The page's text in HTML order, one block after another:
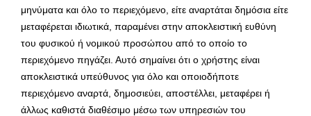
μηνύματα και όλο το περιεχόμενο, είτε αναρτάται δημόσια είτε
μεταφέρεται ιδιωτικά, παραμένει στην αποκλειστική ευθύνη
του φυσικού ή νομικού προσώπου από το οποίο το
περιεχόμενο πηγάζει. Αυτό σημαίνει ότι ο χρήστης είναι
αποκλειστικά υπεύθυνος για όλο και οποιοδήποτε
περιεχόμενο αναρτά, δημοσιεύει, αποστέλλει, μεταφέρει ή
άλλως καθιστά διαθέσιμο μέσω των υπηρεσιών του